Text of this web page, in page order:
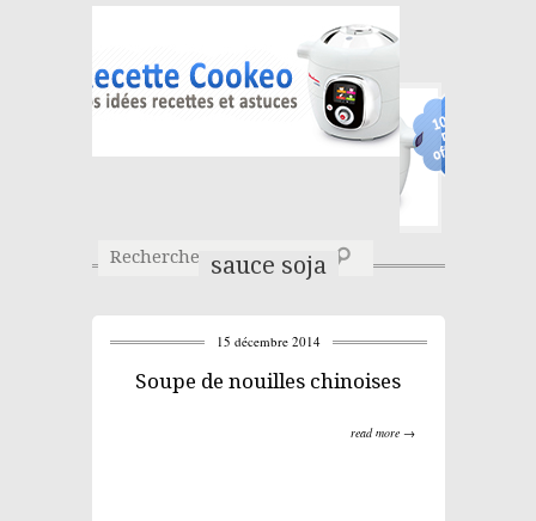
sauce soja
15 décembre 2014
Soupe de nouilles chinoises
read more →